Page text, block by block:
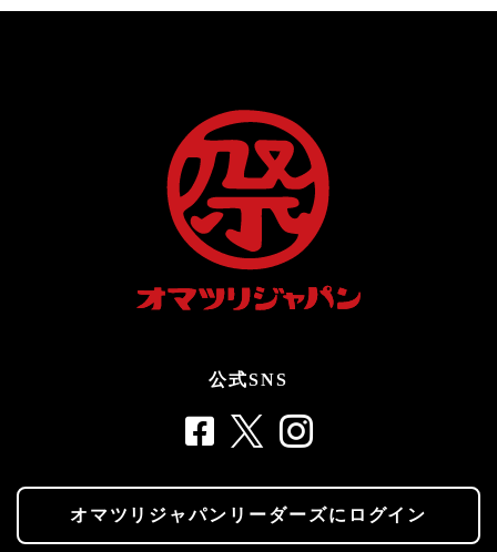
公式SNS
オマツリジャパンリーダーズにログイン